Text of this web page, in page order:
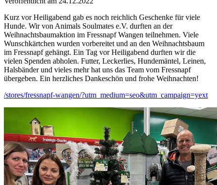
Kurz vor Heiligabend gab es noch reichlich Geschenke für viele
Hunde. Wir von Animals Soulmates e.V. durften an der
Weihnachtsbaumaktion im Fressnapf Wangen teilnehmen. Viele
Wunschkärtchen wurden vorbereitet und an den Weihnachtsbaum
im Fressnapf gehängt. Ein Tag vor Heiligabend durften wir die
vielen Spenden abholen. Futter, Leckerlies, Hundemäntel, Leinen,
Halsbänder und vieles mehr hat uns das Team vom Fressnapf
übergeben. Ein herzliches Dankeschön und frohe Weihnachten!
/stores/fressnapf-wangen/?utm_medium=seo&utm_campaign=yext